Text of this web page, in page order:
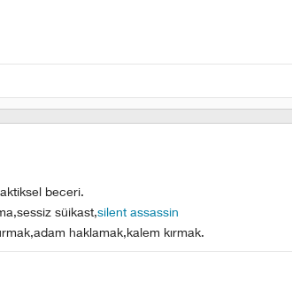
beceri.
süikast,silent assassin
haklamak,kalem kırmak.